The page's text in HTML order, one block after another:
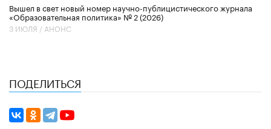
Вышел в свет новый номер научно-публицистического журнала
«Образовательная политика» № 2 (2026)
3 ИЮЛЯ / АНОНС
ПОДЕЛИТЬСЯ